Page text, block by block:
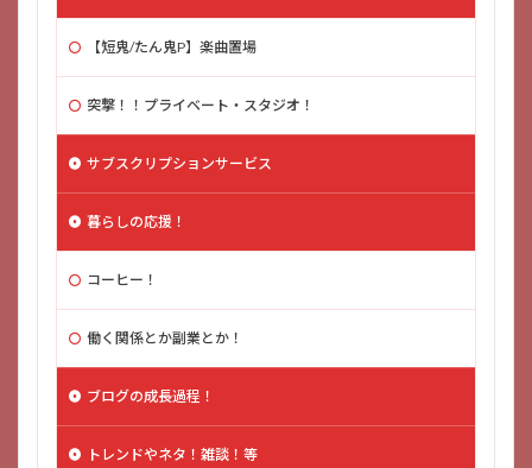
【短鬼/たん鬼P】楽曲置場
突撃！！プライベート・スタジオ！
サブスクリプションサービス
暮らしの応援！
コーヒー！
働く関係とか副業とか！
ブログの成長過程！
トレンドやネタ！雑談！等